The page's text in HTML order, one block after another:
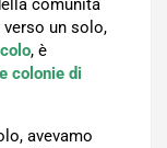
comunità
un solo,
, è
colonie di
avevamo